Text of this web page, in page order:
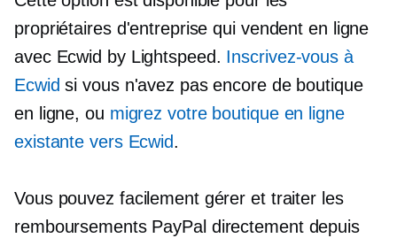
propriétaires d'entreprise qui vendent en ligne
avec Ecwid by Lightspeed. Inscrivez-vous à
Ecwid si vous n'avez pas encore de boutique
en ligne, ou migrez votre boutique en ligne
existante vers Ecwid.
Vous pouvez facilement gérer et traiter les
remboursements PayPal directement depuis